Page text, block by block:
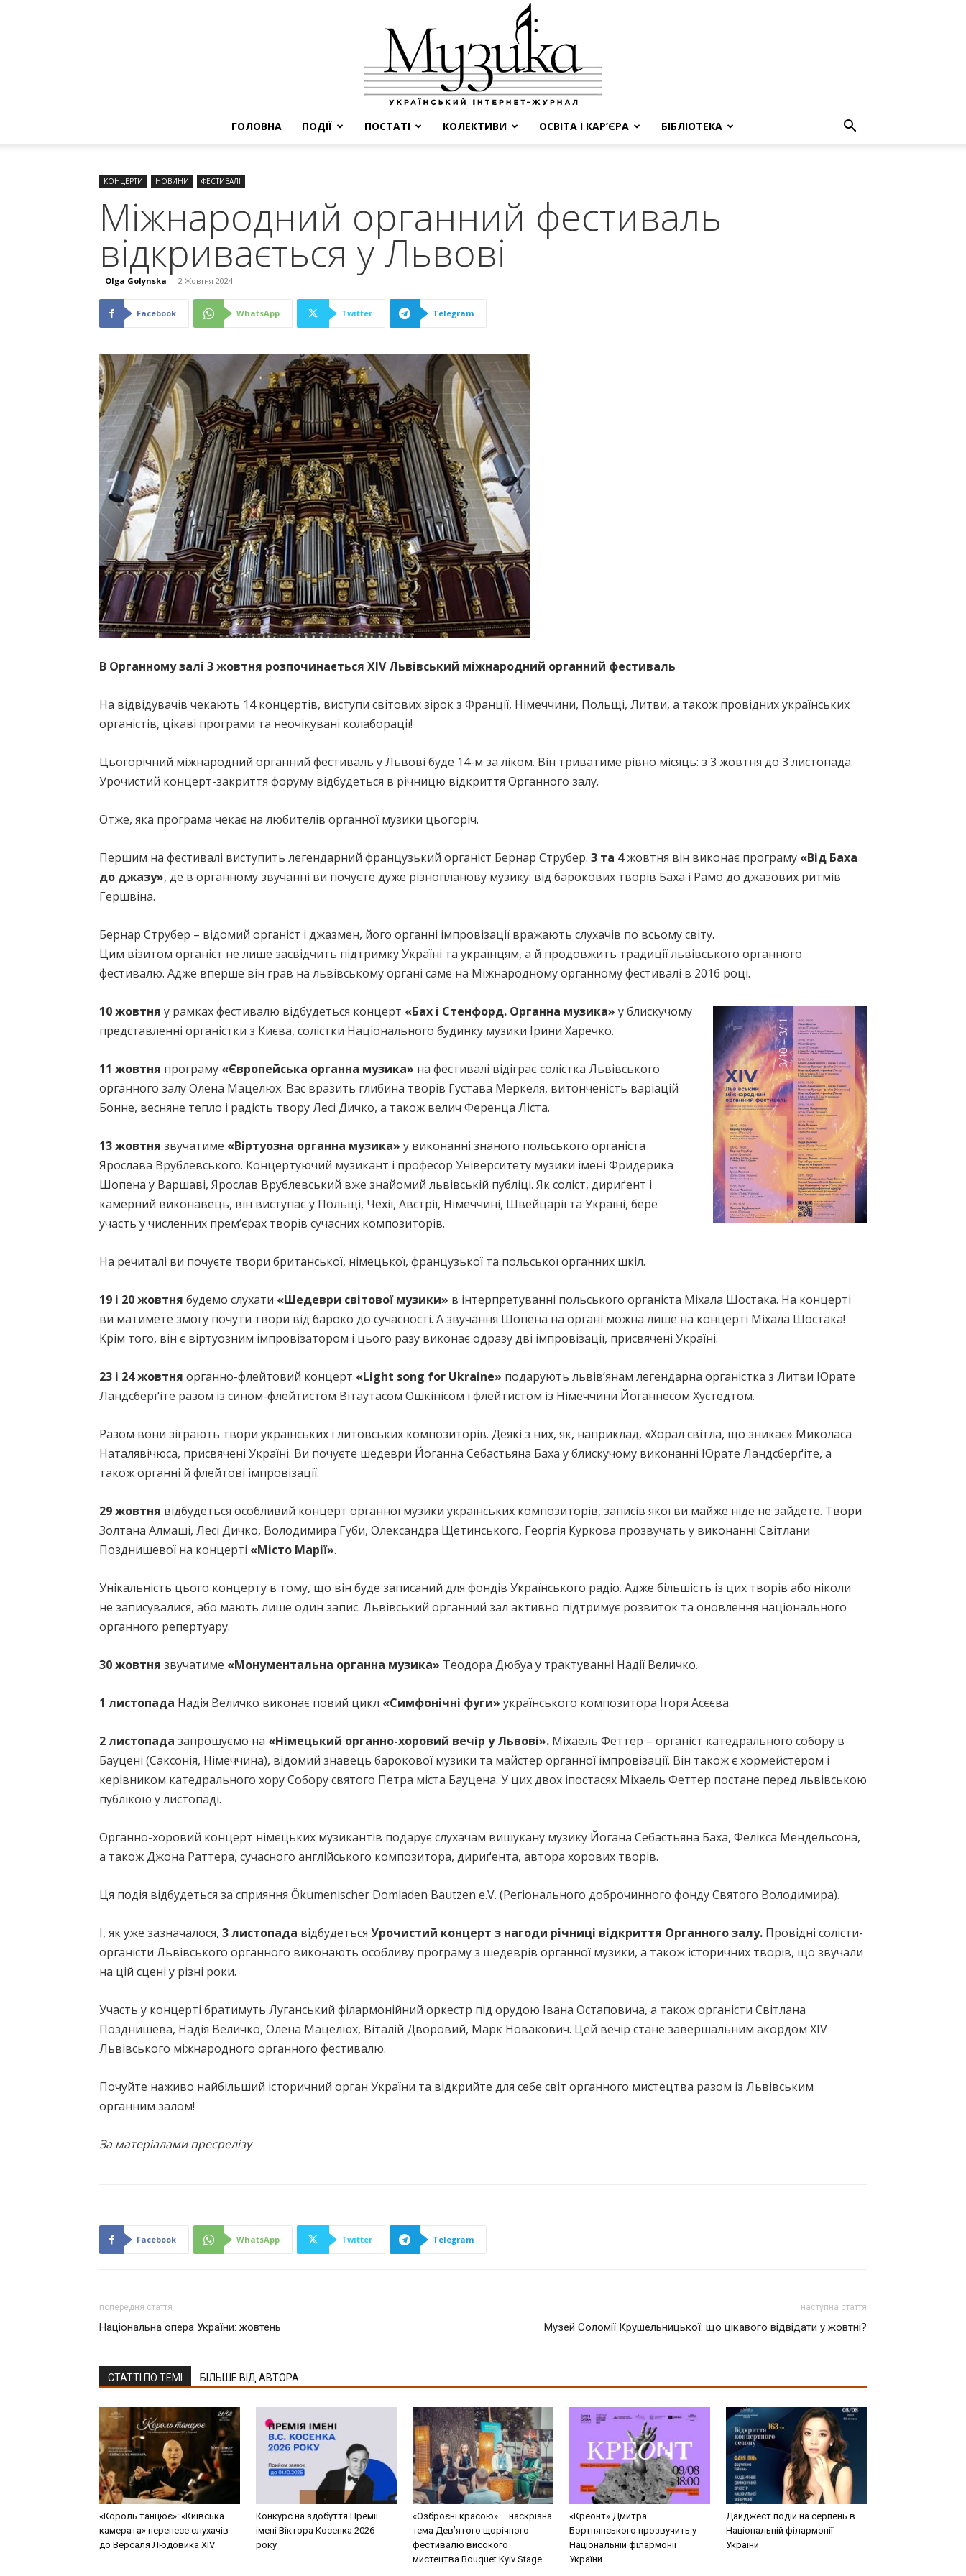
ГОЛОВНА ПОДІЇ ПОСТАТІ КОЛЕКТИВИ ОСВІТА І КАР’ЄРА БІБЛІОТЕКА
КОНЦЕРТИ НОВИНИ ФЕСТИВАЛІ
Міжнародний органний фестиваль
відкривається у Львові
Olga Golynska - 2 Жовтня 2024
Facebook WhatsApp Twitter Telegram
В Органному залі 3 жовтня розпочинається XIV Львівський міжнародний органний фестиваль
На відвідувачів чекають 14 концертів, виступи світових зірок з Франції, Німеччини, Польщі, Литви, а також провідних українських
органістів, цікаві програми та неочікувані колаборації!
Цьогорічний міжнародний органний фестиваль у Львові буде 14-м за ліком. Він триватиме рівно місяць: з 3 жовтня до 3 листопада.
Урочистий концерт-закриття форуму відбудеться в річницю відкриття Органного залу.
Отже, яка програма чекає на любителів органної музики цьогоріч.
Першим на фестивалі виступить легендарний французький органіст Бернар Струбер. 3 та 4жовтня він виконає програму «Від Баха
до джазу», де в органному звучанні ви почуєте дуже різнопланову музику: від барокових творів Баха і Рамо до джазових ритмів
Гершвіна.
Бернар Струбер – відомий органіст і джазмен, його органні імпровізації вражають слухачів по всьому світу.
Цим візитом органіст не лише засвідчить підтримку Україні та українцям, а й продовжить традиції львівського органного
фестивалю. Адже вперше він грав на львівському органі саме на Міжнародному органному фестивалі в 2016 році.
10 жовтня у рамках фестивалю відбудеться концерт «Бах і Стенфорд. Органна музика» у блискучому
представленні органістки з Києва, солістки Національного будинку музики Ірини Харечко.
11 жовтня програму «Європейська органна музика» на фестивалі відіграє солістка Львівського
органного залу Олена Мацелюх. Вас вразить глибина творів Густава Меркеля, витонченість варіацій
Бонне, весняне тепло і радість твору Лесі Дичко, а також велич Ференца Ліста.
13 жовтня звучатиме «Віртуозна органна музика» у виконанні знаного польського органіста
Ярослава Врублевського. Концертуючий музикант і професор Університету музики імені Фридерика
Шопена у Варшаві, Ярослав Врублевський вже знайомий львівській публіці. Як соліст, дириґент і
камерний виконавець, він виступає у Польщі, Чехії, Австрії, Німеччині, Швейцарії та Україні, бере
участь у численних прем’єрах творів сучасних композиторів.
На речиталі ви почуєте твори британської, німецької, французької та польської органних шкіл.
19 і 20 жовтня будемо слухати «Шедеври світової музики» в інтерпретуванні польського органіста Міхала Шостака. На концерті
ви матимете змогу почути твори від бароко до сучасності. А звучання Шопена на органі можна лише на концерті Міхала Шостака!
Крім того, він є віртуозним імпровізатором і цього разу виконає одразу дві імпровізації, присвячені Україні.
23 і 24 жовтня органно-флейтовий концерт «Light song for Ukraine» подарують львівʼянам легендарна органістка з Литви Юрате
Ландсберґіте разом із сином-флейтистом Вітаутасом Ошкінісом і флейтистом із Німеччини Йоганнесом Хустедтом.
Разом вони зіграють твори українських і литовських композиторів. Деякі з них, як, наприклад, «Хорал світла, що зникає» Миколаса
Наталявічюса, присвячені Україні. Ви почуєте шедеври Йоганна Себастьяна Баха у блискучому виконанні Юрате Ландсберґіте, а
також органні й флейтові імпровізації.
29 жовтня відбудеться особливий концерт органної музики українських композиторів, записів якої ви майже ніде не зайдете. Твори
Золтана Алмаші, Лесі Дичко, Володимира Губи, Олександра Щетинського, Георгія Куркова прозвучать у виконанні Світлани
Позднишевої на концерті «Місто Марії».
Унікальність цього концерту в тому, що він буде записаний для фондів Українського радіо. Адже більшість із цих творів або ніколи
не записувалися, або мають лише один запис. Львівський органний зал активно підтримує розвиток та оновлення національного
органного репертуару.
30 жовтня звучатиме «Монументальна органна музика» Теодора Дюбуа у трактуванні Надії Величко.
1 листопада Надія Величко виконає повий цикл «Симфонічні фуги» українського композитора Ігоря Асєєва.
2 листопада запрошуємо на «Німецький органно-хоровий вечір у Львові». Міхаель Феттер – органіст катедрального собору в
Бауцені (Саксонія, Німеччина), відомий знавець барокової музики та майстер органної імпровізації. Він також є хормейстером і
керівником катедрального хору Собору святого Петра міста Бауцена. У цих двох іпостасях Міхаель Феттер постане перед львівською
публікою у листопаді.
Органно-хоровий концерт німецьких музикантів подарує слухачам вишукану музику Йогана Себастьяна Баха, Фелікса Мендельсона,
а також Джона Раттера, сучасного англійського композитора, дириґента, автора хорових творів.
Ця подія відбудеться за сприяння Ökumenischer Domladen Bautzen e.V. (Регіонального доброчинного фонду Святого Володимира).
І, як уже зазначалося, 3 листопада відбудеться Урочистий концерт з нагоди річниці відкриття Органного залу. Провідні солісти-
органісти Львівського органного виконають особливу програму з шедеврів органної музики, а також історичних творів, що звучали
на цій сцені у різні роки.
Участь у концерті братимуть Луганський філармонійний оркестр під орудою Івана Остаповича, а також органісти Світлана
Позднишева, Надія Величко, Олена Мацелюх, Віталій Дворовий, Марк Новакович. Цей вечір стане завершальним акордом XIV
Львівського міжнародного органного фестивалю.
Почуйте наживо найбільший історичний орган України та відкрийте для себе світ органного мистецтва разом із Львівським
органним залом!
За матеріалами пресрелізу
Facebook WhatsApp Twitter Telegram
попередня стаття
Національна опера України: жовтень
наступна стаття
Музей Соломії Крушельницької: що цікавого відвідати у жовтні?
СТАТТІ ПО ТЕМІ БІЛЬШЕ ВІД АВТОРА
«Король танцює»: «Київська
камерата» перенесе слухачів
до Версаля Людовика XIV
Конкурс на здобуття Премії
імені Віктора Косенка 2026
року
«Озброєні красою» – наскрізна
тема Дев’ятого щорічного
фестивалю високого
мистецтва Bouquet Kyiv Stage
«Креонт» Дмитра
Бортнянського прозвучить у
Національній філармонії
України
Дайджест подій на серпень в
Національній філармонії
України